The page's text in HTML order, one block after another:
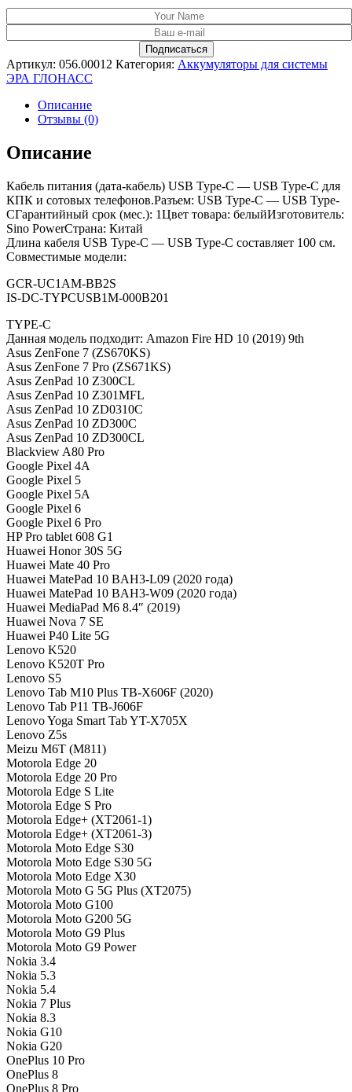
Артикул: 056.00012 Категория: Аккумуляторы для системы
ЭРА ГЛОНАСС
Описание
Отзывы (0)
Описание
Кабель питания (дата-кабель) USB Type-C — USB Type-C для
КПК и сотовых телефонов.Разъем: USB Type-C — USB Type-
CГарантийный срок (мес.): 1Цвет товара: белыйИзготовитель:
Sino PowerСтрана: Китай
Длина кабеля USB Type-C — USB Type-C составляет 100 см.
Совместимые модели:
GCR-UC1AM-BB2S
IS-DC-TYPCUSB1M-000B201
TYPE-C
Данная модель подходит: Amazon Fire HD 10 (2019) 9th
Asus ZenFone 7 (ZS670KS)
Asus ZenFone 7 Pro (ZS671KS)
Asus ZenPad 10 Z300CL
Asus ZenPad 10 Z301MFL
Asus ZenPad 10 ZD0310C
Asus ZenPad 10 ZD300C
Asus ZenPad 10 ZD300CL
Blackview A80 Pro
Google Pixel 4A
Google Pixel 5
Google Pixel 5A
Google Pixel 6
Google Pixel 6 Pro
HP Pro tablet 608 G1
Huawei Honor 30S 5G
Huawei Mate 40 Pro
Huawei MatePad 10 BAH3-L09 (2020 года)
Huawei MatePad 10 BAH3-W09 (2020 года)
Huawei MediaPad M6 8.4″ (2019)
Huawei Nova 7 SE
Huawei P40 Lite 5G
Lenovo K520
Lenovo K520T Pro
Lenovo S5
Lenovo Tab M10 Plus TB-X606F (2020)
Lenovo Tab P11 TB-J606F
Lenovo Yoga Smart Tab YT-X705X
Lenovo Z5s
Meizu M6T (M811)
Motorola Edge 20
Motorola Edge 20 Pro
Motorola Edge S Lite
Motorola Edge S Pro
Motorola Edge+ (XT2061-1)
Motorola Edge+ (XT2061-3)
Motorola Moto Edge S30
Motorola Moto Edge S30 5G
Motorola Moto Edge X30
Motorola Moto G 5G Plus (XT2075)
Motorola Moto G100
Motorola Moto G200 5G
Motorola Moto G9 Plus
Motorola Moto G9 Power
Nokia 3.4
Nokia 5.3
Nokia 5.4
Nokia 7 Plus
Nokia 8.3
Nokia G10
Nokia G20
OnePlus 10 Pro
OnePlus 8
OnePlus 8 Pro